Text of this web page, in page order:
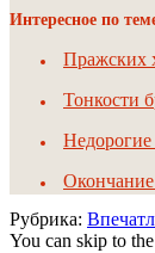
Интересное по
Пражских
Тонкости
Рубрика:
You can skip to